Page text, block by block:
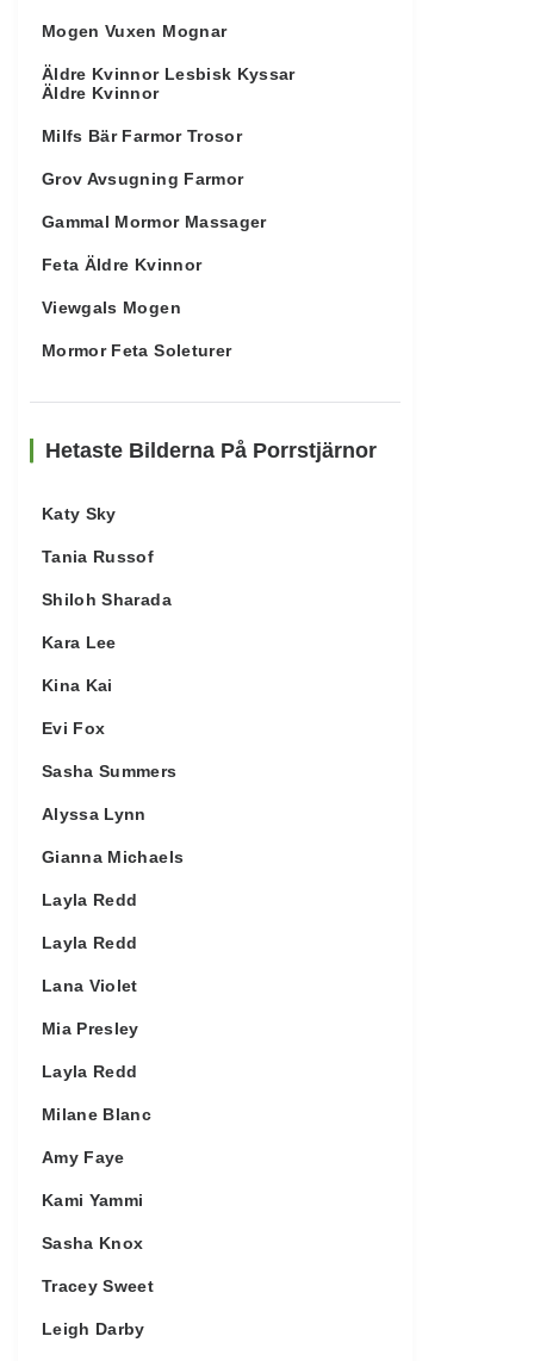
Mogen Vuxen Mognar
Äldre Kvinnor Lesbisk Kyssar
Äldre Kvinnor
Milfs Bär Farmor Trosor
Grov Avsugning Farmor
Gammal Mormor Massager
Feta Äldre Kvinnor
Viewgals Mogen
Mormor Feta Soleturer
Hetaste Bilderna På Porrstjärnor
Katy Sky
Tania Russof
Shiloh Sharada
Kara Lee
Kina Kai
Evi Fox
Sasha Summers
Alyssa Lynn
Gianna Michaels
Layla Redd
Layla Redd
Lana Violet
Mia Presley
Layla Redd
Milane Blanc
Amy Faye
Kami Yammi
Sasha Knox
Tracey Sweet
Leigh Darby